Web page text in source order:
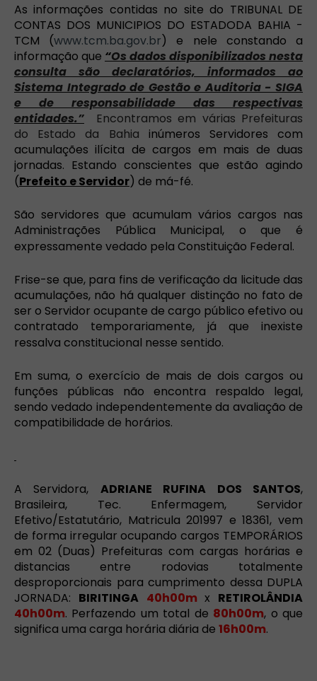
As informações contidas no site do TRIBUNAL DE
CONTAS DOS MUNICIPIOS DO ESTADODA BAHIA -
TCM (www.tcm.ba.gov.br) e nele constando a
informação que “Os dados disponibilizados nesta
consulta são declaratórios, informados ao
Sistema Integrado de Gestão e Auditoria - SIGA
e de responsabilidade das respectivas
entidades.” Encontramos em várias Prefeituras
do Estado da Bahia inúmeros Servidores com
acumulações ilícita de cargos em mais de duas
jornadas. Estando conscientes que estão agindo
(Prefeito e Servidor) de má-fé.
São servidores que acumulam vários cargos nas
Administrações Pública Municipal, o que é
expressamente vedado pela Constituição Federal.
Frise-se que, para fins de verificação da licitude das
acumulações, não há qualquer distinção no fato de
ser o Servidor ocupante de cargo público efetivo ou
contratado temporariamente, já que inexiste
ressalva constitucional nesse sentido.
Em suma, o exercício de mais de dois cargos ou
funções públicas não encontra respaldo legal,
sendo vedado independentemente da avaliação de
compatibilidade de horários.
A Servidora, ADRIANE RUFINA DOS SANTOS,
Brasileira, Tec. Enfermagem, Servidor
Efetivo/Estatutário, Matricula 201997 e18361, vem
de forma irregular ocupando cargos TEMPORÁRIOS
em 02 (Duas) Prefeituras com cargas horárias e
distancias entre rodovias totalmente
desproporcionais para cumprimento dessa DUPLA
JORNADA: BIRITINGA 40h00m x RETIROLÂNDIA
40h00m. Perfazendo um total de 80h00m, o que
significa uma carga horária diária de 16h00m.